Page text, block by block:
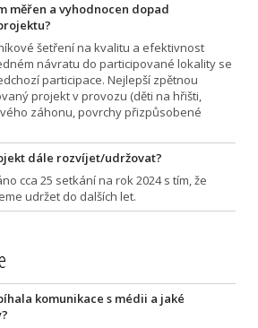
měřen a vyhodnocen dopad
šetření na kvalitu a efektivnost
návratu do participované lokality se
participace. Nejlepší zpětnou
projekt v provozu (děti na hřišti,
záhonu, povrchy přizpůsobené
dále rozvíjet/udržovat?
cca 25 setkání na rok 2024 s tím, že
udržet do dalších let.
komunikace s médii a jaké